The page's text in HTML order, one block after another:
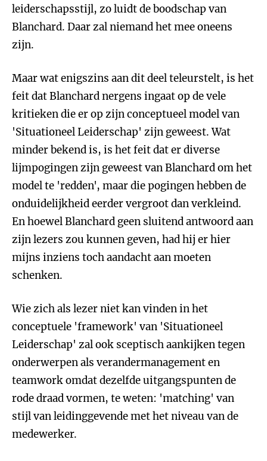
leiderschapsstijl, zo luidt de boodschap van
Blanchard. Daar zal niemand het mee oneens
zijn.
Maar wat enigszins aan dit deel teleurstelt, is het
feit dat Blanchard nergens ingaat op de vele
kritieken die er op zijn conceptueel model van
'Situationeel Leiderschap' zijn geweest. Wat
minder bekend is, is het feit dat er diverse
lijmpogingen zijn geweest van Blanchard om het
model te 'redden', maar die pogingen hebben de
onduidelijkheid eerder vergroot dan verkleind.
En hoewel Blanchard geen sluitend antwoord aan
zijn lezers zou kunnen geven, had hij er hier
mijns inziens toch aandacht aan moeten
schenken.
Wie zich als lezer niet kan vinden in het
conceptuele 'framework' van 'Situationeel
Leiderschap' zal ook sceptisch aankijken tegen
onderwerpen als verandermanagement en
teamwork omdat dezelfde uitgangspunten de
rode draad vormen, te weten: 'matching' van
stijl van leidinggevende met het niveau van de
medewerker.